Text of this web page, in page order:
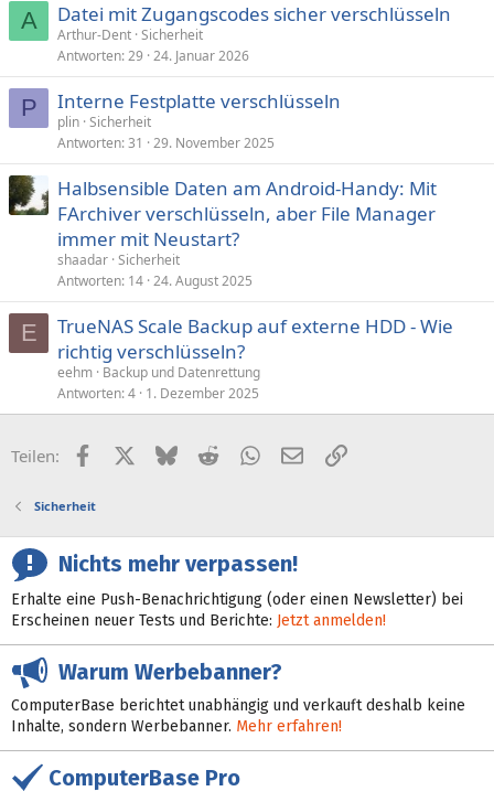
A Datei mit Zugangscodes sicher verschlüsseln
Arthur-Dent Sicherheit
Antworten 29 24. Januar 2026
P Interne Festplatte verschlüsseln
plin Sicherheit
Antworten 31 29. November 2025
Halbsensible Daten am Android-Handy: Mit
FArchiver verschlüsseln, aber File Manager
immer mit Neustart?
shaadar Sicherheit
Antworten 14 24. August 2025
E
TrueNAS Scale Backup auf externe HDD - Wie
richtig verschlüsseln?
eehm Backup und Datenrettung
Antworten 4 1. Dezember 2025
Teilen: FacebookX (Twitter)
BlueskyRedditWhatsApp
E-MailLink
Sicherheit
Nichts mehr verpassen!
Erhalte eine Push-Benachrichtigung (oder einen Newsletter) bei
Erscheinen neuer Tests und Berichte: Jetzt anmelden!
Warum Werbebanner?
ComputerBase berichtet unabhängig und verkauft deshalb keine
Inhalte, sondern Werbebanner. Mehr erfahren!
ComputerBase Pro